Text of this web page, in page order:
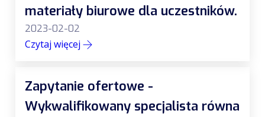
materiały biurowe dla uczestników.
2023-02-02
Czytaj więcej
Zapytanie ofertowe -
Wykwalifikowany specjalista równa